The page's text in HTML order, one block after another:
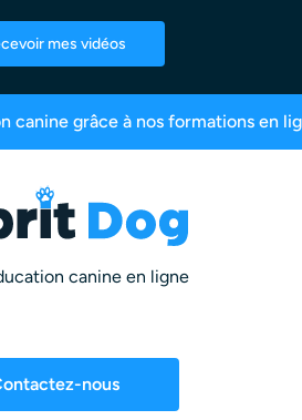
mes vidéos
Le meilleur de l'éducation canine
canine en ligne
nous